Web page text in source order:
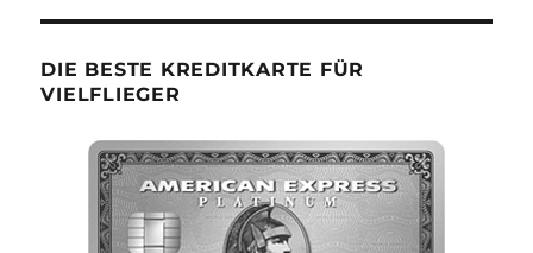
DIE BESTE KREDITKARTE FÜR
VIELFLIEGER